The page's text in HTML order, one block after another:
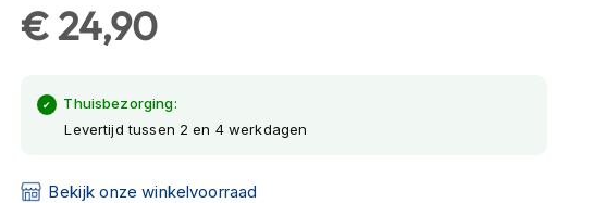
€ 24,90
Thuisbezorging:
Levertijd tussen 2 en 4 werkdagen
Bekijk onze winkelvoorraad